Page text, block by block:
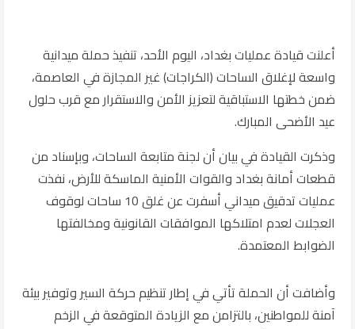
أعلنت قيادة عمليات بغداد، اليوم الأحد، تنفيذ حملة ميدانية
واسعة لإغلاق الساحات (الكراجات) غير المجازة في العاصمة،
ضمن خطتها الاستباقية لتعزيز الأمن والاستقرار مع قرب حلول
عيد الأضحى المبارك.
وذكرت القيادة في بيان أن لجنة متابعة الساحات، وبإسناد من
قطعات أمانة بغداد والقوات الأمنية الماسكة للأرض، نفذت
عمليات تدقيق ميداني أسفرت عن غلق 10 ساحات لوقوف
العجلات لعدم امتلاكها الموافقات القانونية ومخالفتها
الضوابط المعتمدة.
وأضافت أن الحملة تأتي في إطار تنظيم حركة السير وتوفير بيئة
آمنة للمواطنين، بالتزامن مع الزيادة المتوقعة في الزخم